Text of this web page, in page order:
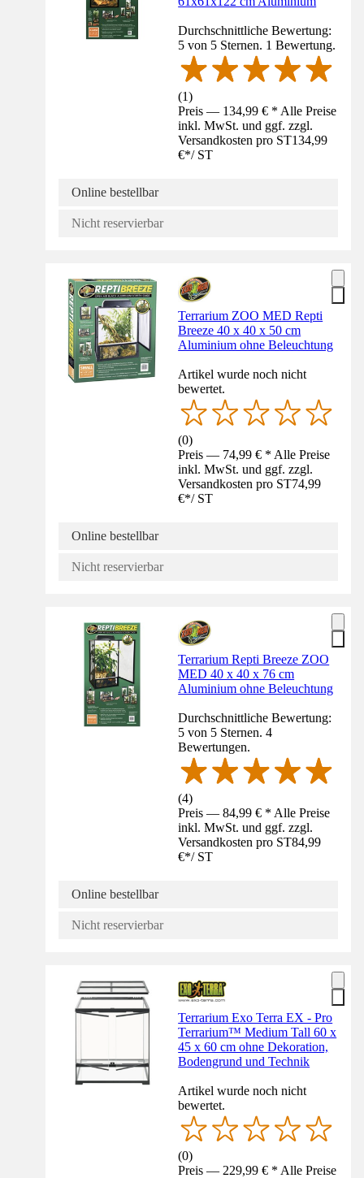
Durchschnittliche Bewertung:
5 von 5 Sternen. 1 Bewertung.
(1)
Preis — 134,99 € * Alle Preise
inkl. MwSt. und ggf. zzgl.
Versandkosten pro ST134,99
€*/ ST
Online bestellbar
Nicht reservierbar
Terrarium ZOO MED Repti
Breeze 40 x 40 x 50 cm
Aluminium ohne Beleuchtung
Artikel wurde noch nicht
bewertet.
(0)
Preis — 74,99 € * Alle Preise
inkl. MwSt. und ggf. zzgl.
Versandkosten pro ST74,99
€*/ ST
Online bestellbar
Nicht reservierbar
Terrarium Repti Breeze ZOO
MED 40 x 40 x 76 cm
Aluminium ohne Beleuchtung
Durchschnittliche Bewertung:
5 von 5 Sternen. 4
Bewertungen.
(4)
Preis — 84,99 € * Alle Preise
inkl. MwSt. und ggf. zzgl.
Versandkosten pro ST84,99
€*/ ST
Online bestellbar
Nicht reservierbar
Terrarium Exo Terra EX - Pro
Terrarium™ Medium Tall 60 x
45 x 60 cm ohne Dekoration,
Bodengrund und Technik
Artikel wurde noch nicht
bewertet.
(0)
Preis — 229,99 € * Alle Preise